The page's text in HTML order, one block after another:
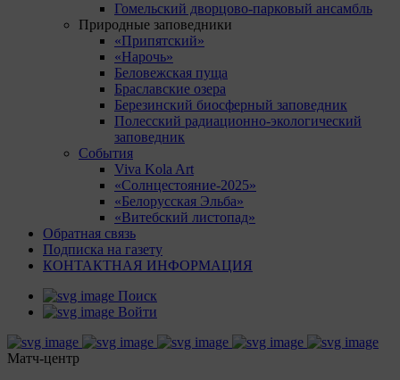
Гомельский дворцово-парковый ансамбль
Природные заповедники
«Припятский»
«Нарочь»
Беловежская пуща
Браславские озера
Березинский биосферный заповедник
Полесский радиационно-экологический
заповедник
События
Viva Kola Art
«Солнцестояние-2025»
«Белорусская Эльба»
«Витебский листопад»
Обратная связь
Подписка на газету
КОНТАКТНАЯ ИНФОРМАЦИЯ
Поиск
Войти
Матч-центр